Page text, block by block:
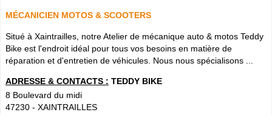
MÉCANICIEN MOTOS & SCOOTERS
Situé à Xaintrailles, notre Atelier de mécanique auto & motos Teddy
Bike est l'endroit idéal pour tous vos besoins en matière de
réparation et d'entretien de véhicules. Nous nous spécialisons ...
ADRESSE & CONTACTS : TEDDY BIKE
8 Boulevard du midi
47230 - XAINTRAILLES